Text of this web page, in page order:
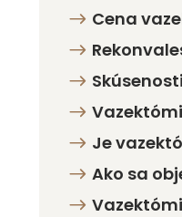
Cena
Je
Ako sa